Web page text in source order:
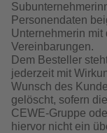
Personendaten
Unternehmerin
Vereinbarungen.
Dem Besteller
jederzeit mit
Wunsch des
gelöscht, sofern
CEWE-Gruppe
hiervor nicht ein